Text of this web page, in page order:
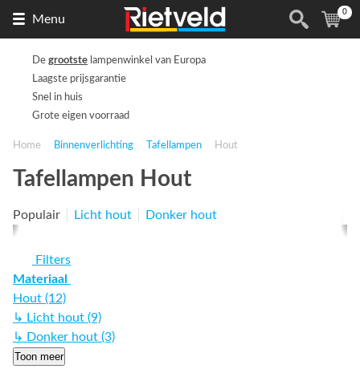
Menu
de
(
0
De grootste lampenwinkel van Europa
Laagste prijsgarantie
Snel in huis
Grote eigen voorraad
Home Binnenverlichting Tafellampen Hout
Tafellampen Hout
Populair Licht hout Donker hout
Filters
Materiaal
Hout (12)
↳ Licht hout (9)
↳ Donker hout (3)
Toon meer